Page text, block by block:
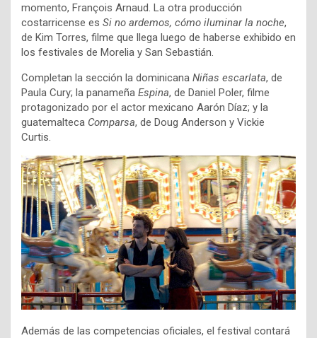
momento, François Arnaud. La otra producción
costarricense es Si no ardemos, cómo iluminar la noche,
de Kim Torres, filme que llega luego de haberse exhibido en
los festivales de Morelia y San Sebastián.
Completan la sección la dominicana Niñas escarlata, de
Paula Cury; la panameña Espina, de Daniel Poler, filme
protagonizado por el actor mexicano Aarón Díaz; y la
guatemalteca Comparsa, de Doug Anderson y Vickie
Curtis.
Además de las competencias oficiales, el festival contará